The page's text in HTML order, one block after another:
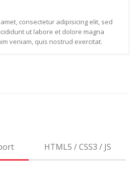
consectetur adipisicing elit, sed
ut labore et dolore magna
veniam, quis nostrud exercitat.
HTML5 / CSS3 / JS